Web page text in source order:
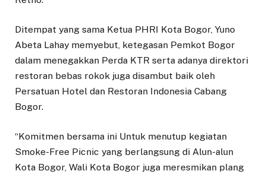
Ditempat yang sama Ketua PHRI Kota Bogor, Yuno
Abeta Lahay memyebut, ketegasan Pemkot Bogor
dalam menegakkan Perda KTR serta adanya direktori
restoran bebas rokok juga disambut baik oleh
Persatuan Hotel dan Restoran Indonesia Cabang
Bogor.
“Komitmen bersama ini Untuk menutup kegiatan
Smoke-Free Picnic yang berlangsung di Alun-alun
Kota Bogor, Wali Kota Bogor juga meresmikan plang